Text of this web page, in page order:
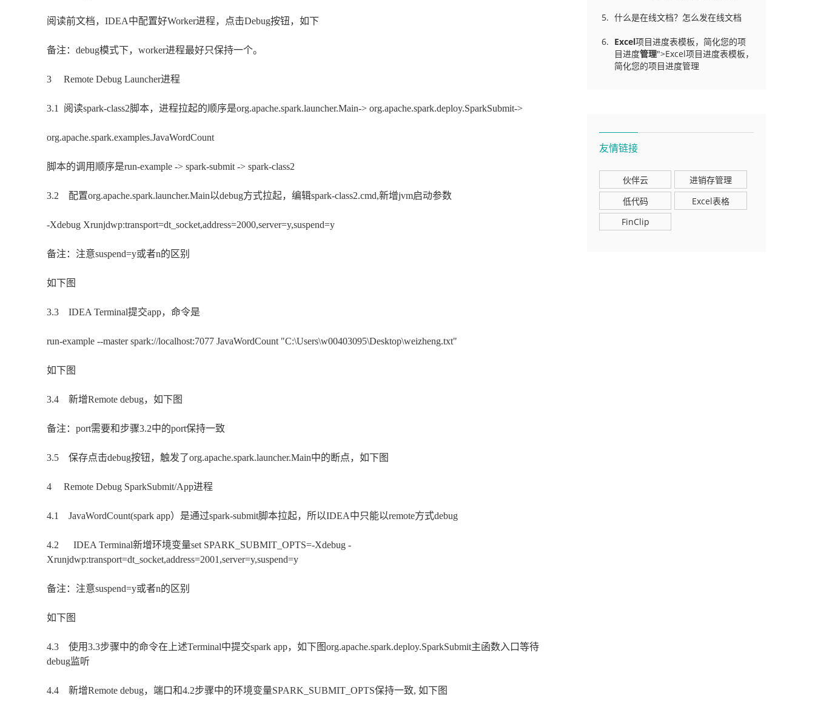
阅读前文档，IDEA中配置好Worker进程，点击Debug按钮，如下
备注：debug模式下，worker进程最好只保持一个。
3 Remote Debug Launcher进程
3.1 阅读spark-class2脚本，进程拉起的顺序是org.apache.spark.launcher.Main-> org.apache.spark.deploy.SparkSubmit->
org.apache.spark.examples.JavaWordCount
脚本的调用顺序是run-example -> spark-submit -> spark-class2
3.2 配置org.apache.spark.launcher.Main以debug方式拉起，编辑spark-class2.cmd,新增jvm启动参数
-Xdebug Xrunjdwp:transport=dt_socket,address=2000,server=y,suspend=y
备注：注意suspend=y或者n的区别
如下图
3.3 IDEA Terminal提交app，命令是
run-example --master spark://localhost:7077 JavaWordCount "C:\Users\w00403095\Desktop\weizheng.txt"
如下图
3.4 新增Remote debug，如下图
备注：port需要和步骤3.2中的port保持一致
3.5 保存点击debug按钮，触发了org.apache.spark.launcher.Main中的断点，如下图
4 Remote Debug SparkSubmit/App进程
4.1 JavaWordCount(spark app）是通过spark-submit脚本拉起，所以IDEA中只能以remote方式debug
4.2 IDEA Terminal新增环境变量set SPARK_SUBMIT_OPTS=-Xdebug -
Xrunjdwp:transport=dt_socket,address=2001,server=y,suspend=y
备注：注意suspend=y或者n的区别
如下图
4.3 使用3.3步骤中的命令在上述Terminal中提交spark app，如下图org.apache.spark.deploy.SparkSubmit主函数入口等待
debug监听
4.4 新增Remote debug，端口和4.2步骤中的环境变量SPARK_SUBMIT_OPTS保持一致, 如下图
什么是在线文档？怎么发在线文档
Excel项目进度表模板，简化您的项
目进度管理">Excel项目进度表模板，
简化您的项目进度管理
友情链接
伙伴云
进销存管理
低代码
Excel表格
FinClip